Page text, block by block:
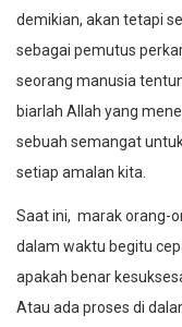
demikian, akan tetapi
sebagai pemutus
seorang manusia
biarlah Allah yang
sebuah semangat
setiap amalan kita.
Saat ini, marak orang-
dalam waktu begitu
apakah benar
Atau ada proses di